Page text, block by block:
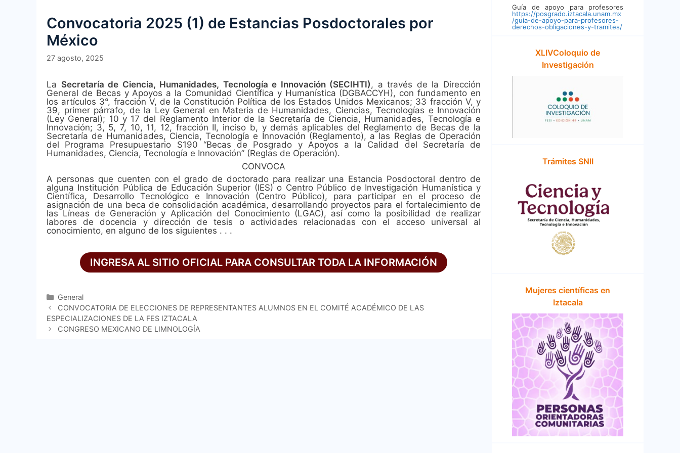
Convocatoria 2025 (1) de Estancias Posdoctorales por
México
27 agosto, 2025
La Secretaría de Ciencia, Humanidades, Tecnología e Innovación (SECIHTI), a través de la Dirección
General de Becas y Apoyos a la Comunidad Científica y Humanística (DGBACCYH), con fundamento en
los artículos 3°, fracción V, de la Constitución Política de los Estados Unidos Mexicanos; 33 fracción V, y
39, primer párrafo, de la Ley General en Materia de Humanidades, Ciencias, Tecnologías e Innovación
(Ley General); 10 y 17 del Reglamento Interior de la Secretaría de Ciencia, Humanidades, Tecnología e
Innovación; 3, 5, 7, 10, 11, 12, fracción II, inciso b, y demás aplicables del Reglamento de Becas de la
Secretaría de Humanidades, Ciencia, Tecnología e Innovación (Reglamento), a las Reglas de Operación
del Programa Presupuestario S190 “Becas de Posgrado y Apoyos a la Calidad del Secretaría de
Humanidades, Ciencia, Tecnología e Innovación” (Reglas de Operación).
CONVOCA
A personas que cuenten con el grado de doctorado para realizar una Estancia Posdoctoral dentro de
alguna Institución Pública de Educación Superior (IES) o Centro Público de Investigación Humanística y
Científica, Desarrollo Tecnológico e Innovación (Centro Público), para participar en el proceso de
asignación de una beca de consolidación académica, desarrollando proyectos para el fortalecimiento de
las Líneas de Generación y Aplicación del Conocimiento (LGAC), así como la posibilidad de realizar
labores de docencia y dirección de tesis o actividades relacionadas con el acceso universal al
conocimiento, en alguno de los siguientes . . .
INGRESA AL SITIO OFICIAL PARA CONSULTAR TODA LA INFORMACIÓN
Categorías
General
CONVOCATORIA DE ELECCIONES DE REPRESENTANTES ALUMNOS EN EL COMITÉ ACADÉMICO DE LAS
ESPECIALIZACIONES DE LA FES IZTACALA
CONGRESO MEXICANO DE LIMNOLOGÍA
Guía de apoyo para profesores
https://posgrado.iztacala.unam.mx
/guia-de-apoyo-para-profesores-
derechos-obligaciones-y-tramites/
XLIVColoquio de
Investigación
Trámites SNII
Mujeres científicas en
Iztacala